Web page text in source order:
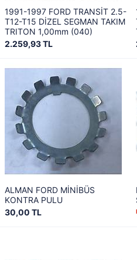
1991-1997 FORD TRANSİT 2.5-
T12-T15 DİZEL SEGMAN TAKIM
TRITON 1,00mm (040)
2.259,93 TL
ALMAN FORD MİNİBÜS
KONTRA PULU
30,00 TL